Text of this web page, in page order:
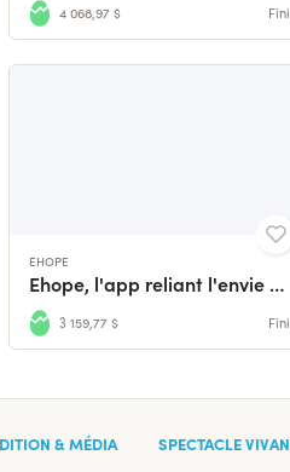
4 068,97 $ Fini
EHOPE
Ehope, l'app reliant l'envie d'agir aux initiatives locales
3 159,77 $ Fini
& MÉDIA SPECTACLE VIVANT